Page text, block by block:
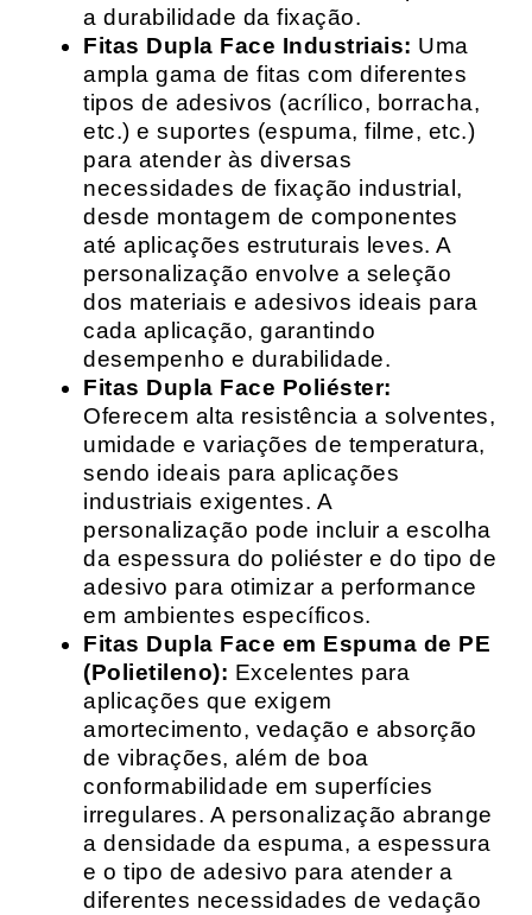
a durabilidade da fixação.
Fitas Dupla Face Industriais: Uma
ampla gama de fitas com diferentes
tipos de adesivos (acrílico, borracha,
etc.) e suportes (espuma, filme, etc.)
para atender às diversas
necessidades de fixação industrial,
desde montagem de componentes
até aplicações estruturais leves. A
personalização envolve a seleção
dos materiais e adesivos ideais para
cada aplicação, garantindo
desempenho e durabilidade.
Fitas Dupla Face Poliéster:
Oferecem alta resistência a solventes,
umidade e variações de temperatura,
sendo ideais para aplicações
industriais exigentes. A
personalização pode incluir a escolha
da espessura do poliéster e do tipo de
adesivo para otimizar a performance
em ambientes específicos.
Fitas Dupla Face em Espuma de PE
(Polietileno): Excelentes para
aplicações que exigem
amortecimento, vedação e absorção
de vibrações, além de boa
conformabilidade em superfícies
irregulares. A personalização abrange
a densidade da espuma, a espessura
e o tipo de adesivo para atender a
diferentes necessidades de vedação